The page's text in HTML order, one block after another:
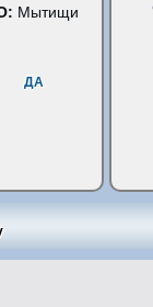
Мытищи
ДА